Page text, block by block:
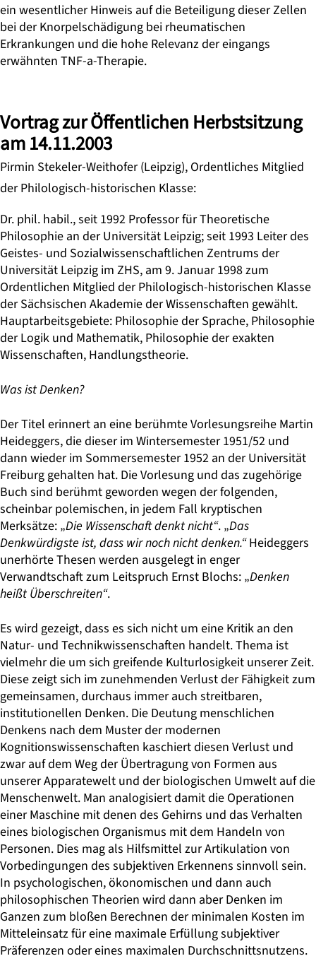
ein wesentlicher Hinweis auf die Beteiligung dieser Zellen
bei der Knorpelschädigung bei rheumatischen
Erkrankungen und die hohe Relevanz der eingangs
erwähnten TNF-a-Therapie.
Vortrag zur Öffentlichen Herbstsitzung
am 14.11.2003
Pirmin Stekeler-Weithofer (Leipzig), Ordentliches Mitglied
der Philologisch-historischen Klasse:
Dr. phil. habil., seit 1992 Professor für Theoretische
Philosophie an der Universität Leipzig; seit 1993 Leiter des
Geistes- und Sozialwissenschaftlichen Zentrums der
Universität Leipzig im ZHS, am 9. Januar 1998 zum
Ordentlichen Mitglied der Philologisch-historischen Klasse
der Sächsischen Akademie der Wissenschaften gewählt.
Hauptarbeitsgebiete: Philosophie der Sprache, Philosophie
der Logik und Mathematik, Philosophie der exakten
Wissenschaften, Handlungstheorie.
Was ist Denken?
Der Titel erinnert an eine berühmte Vorlesungsreihe Martin
Heideggers, die dieser im Wintersemester 1951/52 und
dann wieder im Sommersemester 1952 an der Universität
Freiburg gehalten hat. Die Vorlesung und das zugehörige
Buch sind berühmt geworden wegen der folgenden,
scheinbar polemischen, in jedem Fall kryptischen
Merksätze: „Die Wissenschaft denkt nicht“. „Das
Denkwürdigste ist, dass wir noch nicht denken.“Heideggers
unerhörte Thesen werden ausgelegt in enger
Verwandtschaft zum Leitspruch Ernst Blochs: „Denken
heißt Überschreiten“.
Es wird gezeigt, dass es sich nicht um eine Kritik an den
Natur- und Technikwissenschaften handelt. Thema ist
vielmehr die um sich greifende Kulturlosigkeit unserer Zeit.
Diese zeigt sich im zunehmenden Verlust der Fähigkeit zum
gemeinsamen, durchaus immer auch streitbaren,
institutionellen Denken. Die Deutung menschlichen
Denkens nach dem Muster der modernen
Kognitionswissenschaften kaschiert diesen Verlust und
zwar auf dem Weg der Übertragung von Formen aus
unserer Apparatewelt und der biologischen Umwelt auf die
Menschenwelt. Man analogisiert damit die Operationen
einer Maschine mit denen des Gehirns und das Verhalten
eines biologischen Organismus mit dem Handeln von
Personen. Dies mag als Hilfsmittel zur Artikulation von
Vorbedingungen des subjektiven Erkennens sinnvoll sein.
In psychologischen, ökonomischen und dann auch
philosophischen Theorien wird dann aber Denken im
Ganzen zum bloßen Berechnen der minimalen Kosten im
Mitteleinsatz für eine maximale Erfüllung subjektiver
Präferenzen oder eines maximalen Durchschnittsnutzens.